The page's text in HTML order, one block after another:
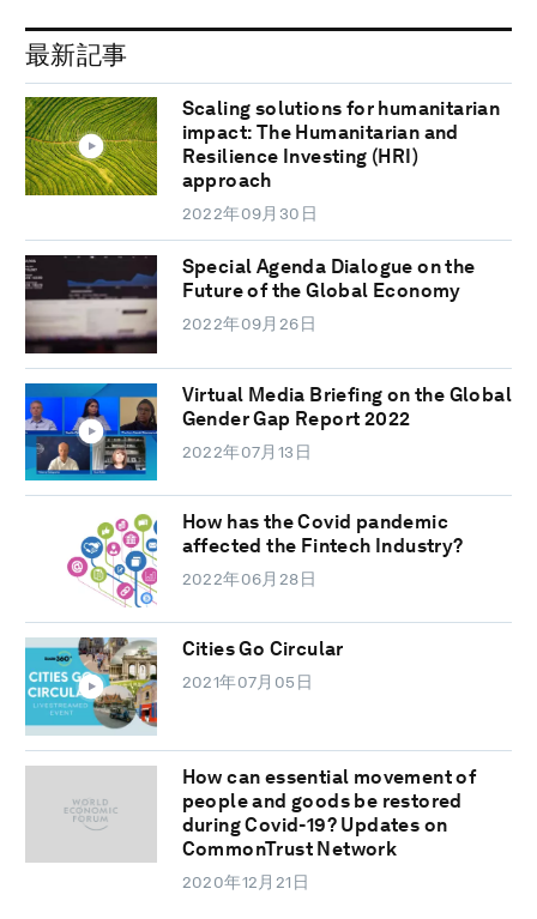
最新記事
Scaling solutions for humanitarian
impact: The Humanitarian and
Resilience Investing (HRI)
approach
2022年09月30日
Special Agenda Dialogue on the
Future of the Global Economy
2022年09月26日
Virtual Media Briefing on the Global
Gender Gap Report 2022
2022年07月13日
How has the Covid pandemic
affected the Fintech Industry?
2022年06月28日
Cities Go Circular
2021年07月05日
How can essential movement of
people and goods be restored
during Covid-19? Updates on
CommonTrust Network
2020年12月21日